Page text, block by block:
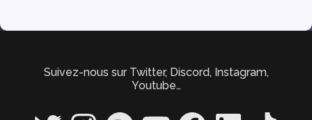
Suivez-nous sur Twitter, Discord, Instagram,
Youtube…
Twitter InstagramSpotify YouTube FacebookLinkedIn TikTok